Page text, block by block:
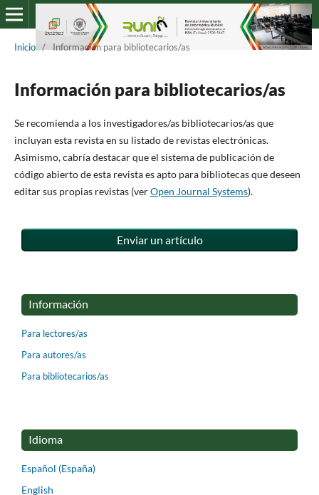
Inicio / Información para bibliotecarios/as
Información para bibliotecarios/as
Se recomienda a los investigadores/as bibliotecarios/as que
incluyan esta revista en su listado de revistas electrónicas.
Asimismo, cabría destacar que el sistema de publicación de
código abierto de esta revista es apto para bibliotecas que deseen
editar sus propias revistas (verOpen Journal Systems).
Enviar un artículo
Información
Para lectores/as
Para autores/as
Para bibliotecarios/as
Idioma
Español (España)
English